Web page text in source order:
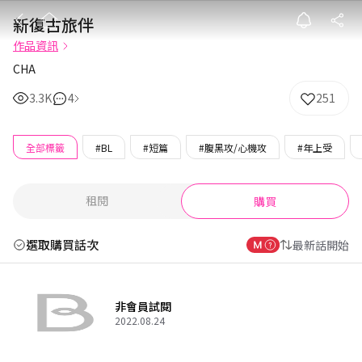
新復古旅伴
新復古旅伴
作品資訊
CHA
3.3K
4 251
全部標籤 #BL #短篇 #腹黑攻/心機攻 #年上受
租閱 購買
選取購買話次 最新話開始
非會員試閱
2022.08.24